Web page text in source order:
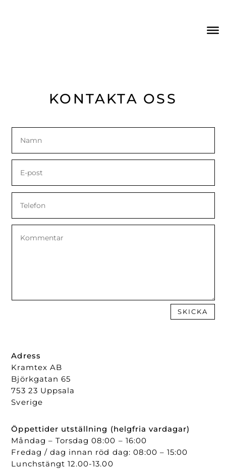
KONTAKTA OSS
SKICKA
Adress
Kramtex AB
Björkgatan 65
753 23 Uppsala
Sverige
Öppettider utställning (helgfria vardagar)
Måndag – Torsdag 08:00 – 16:00
Fredag / dag innan röd dag: 08:00 – 15:00
Lunchstängt 12.00-13.00